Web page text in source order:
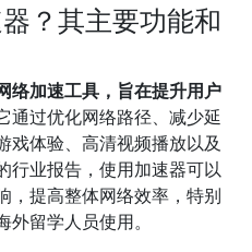
？其主要功能和
络加速工具，旨在提升用户
通过优化网络路径、减少延
戏体验、高清视频播放以及
行业报告，使用加速器可以
，提高整体网络效率，特别
留学人员使用。